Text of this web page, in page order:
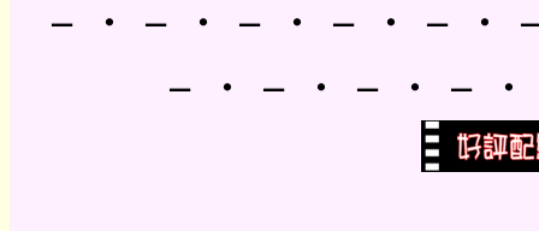
－・－・－・－・－・
－・－・－・－